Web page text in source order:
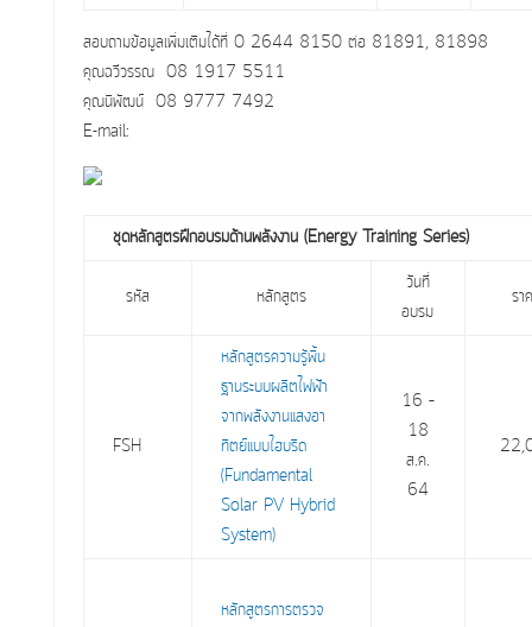
สอบถามข้อมูลเพิ่มเติมได้ที่ 0 2644 8150 ต่อ 81891, 81898
คุณฉวีวรรณ 08 1917 5511
คุณนิพัฒน์ 08 9777 7492
E-mail:
ชุดหลักสูตรฝึกอบรมด้านพลังงาน (Energy Training Series)
รหัส หลักสูตร
วันที่
อบรม
รา
FSH
หลักสูตรความรู้พื้น
ฐานระบบผลิตไฟฟ้า
จากพลังงานแสงอา
ทิตย์แบบไฮบริด
(Fundamental
Solar PV Hybrid
System)
16 –
18
ส.ค.
64
หลักสูตรการตรวจ